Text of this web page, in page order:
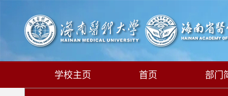
学校主页 首页 部门